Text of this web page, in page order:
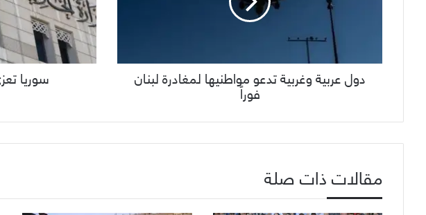
دول عربية وغربية تدعو مواطنيها لمغادرة لبنان
فوراً
سوريا
مقالات ذات صلة